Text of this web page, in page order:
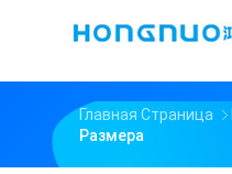
Главная Страница
Размера